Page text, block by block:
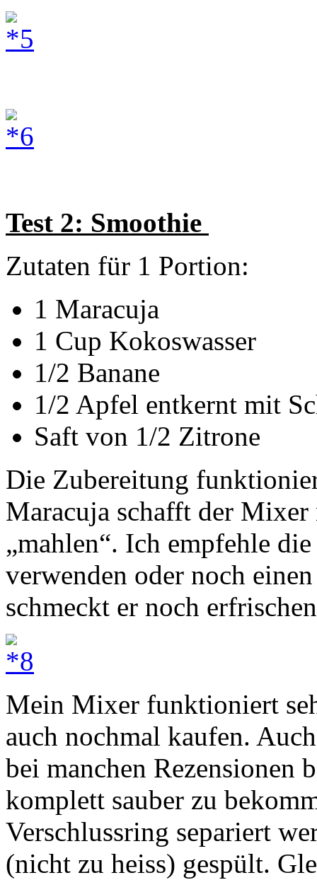
Test 2: Smoothie
Zutaten für 1 Portion:
1 Maracuja
1 Cup Kokoswasser
1/2 Banane
1/2 Apfel entkernt mit
Saft von 1/2 Zitrone
Die Zubereitung
Maracuja schafft der
„mahlen“. Ich empfehle
verwenden oder noch
schmeckt er noch
Mein Mixer funktioniert
auch nochmal kaufen.
bei manchen Rezensionen
komplett sauber zu
Verschlussring separiert
(nicht zu heiss) gespült.